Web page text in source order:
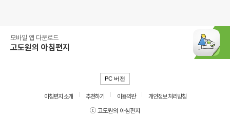
모바일 앱 다운로드
고도원의 아침편지
PC 버전
아침편지 소개 추천하기 이용약관
개인정보 처리방침
ⓒ 고도원의 아침편지